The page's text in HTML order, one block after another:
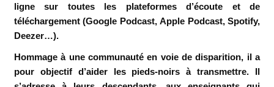
ligne sur toutes les plateformes d’écoute et de
téléchargement (Google Podcast, Apple Podcast, Spotify,
Deezer…).
Hommage à une communauté en voie de disparition, il a
pour objectif d’aider les pieds-noirs à transmettre. Il